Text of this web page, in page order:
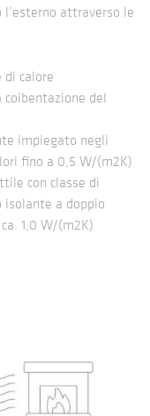
attraverso le
calore
del
impiegato negli
fino a 0,5 W/(m2K)
con classe di
isolante a doppio
1,0 W/(m2K)